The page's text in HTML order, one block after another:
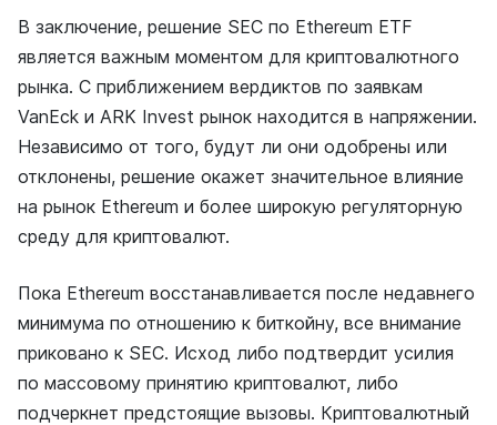
В заключение, решение SEC по Ethereum ETF
является важным моментом для криптовалютного
рынка. С приближением вердиктов по заявкам
VanEck и ARK Invest рынок находится в напряжении.
Независимо от того, будут ли они одобрены или
отклонены, решение окажет значительное влияние
на рынок Ethereum и более широкую регуляторную
среду для криптовалют.
Пока Ethereum восстанавливается после недавнего
минимума по отношению к биткойну, все внимание
приковано к SEC. Исход либо подтвердит усилия
по массовому принятию криптовалют, либо
подчеркнет предстоящие вызовы. Криптовалютный